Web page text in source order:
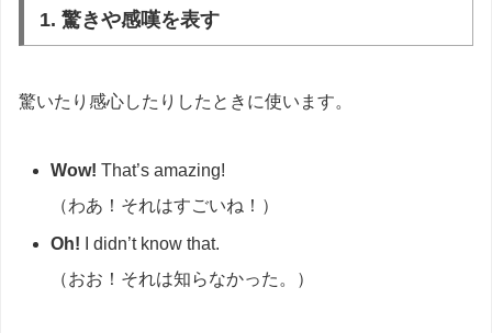
1. 驚きや感嘆を表す
驚いたり感心したりしたときに使います。
Wow! That’s amazing!
（わあ！それはすごいね！）
Oh! I didn’t know that.
（おお！それは知らなかった。）